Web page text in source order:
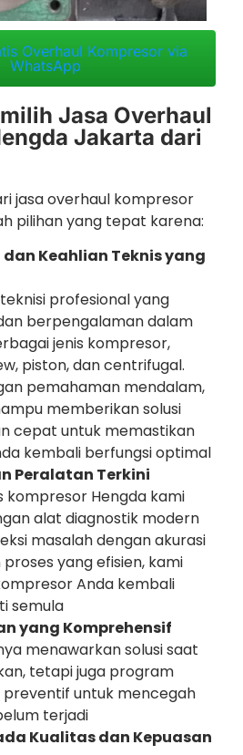
Overhaul Kompresor via
WhatsApp
Jasa Overhaul
Jakarta dari
jasa overhaul kompresor
pilihan yang tepat karena:
Keahlian Teknis yang
profesional yang
berpengalaman dalam
jenis kompresor,
piston, dan centrifugal.
pemahaman mendalam,
memberikan solusi
cepat untuk memastikan
kembali berfungsi optimal
Peralatan Terkini
kompresor Hengda kami
alat diagnostik modern
masalah dengan akurasi
yang efisien, kami
Anda kembali
semula
yang Komprehensif
menawarkan solusi saat
tetapi juga program
untuk mencegah
terjadi
Kualitas dan Kepuasan